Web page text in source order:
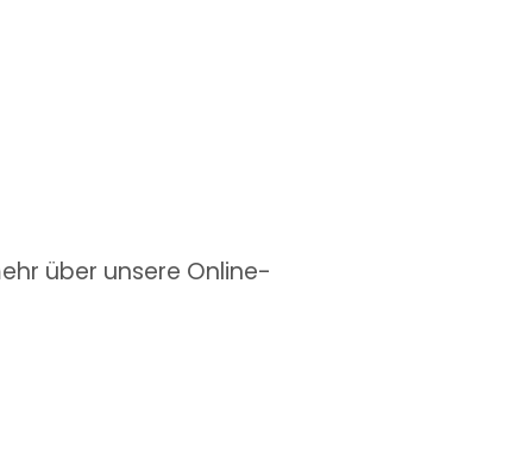
über unsere Online-